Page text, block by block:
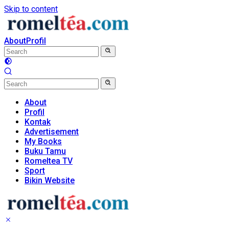
Skip to content
AboutProfil
About
Profil
Kontak
Advertisement
My Books
Buku Tamu
Romeltea TV
Sport
Bikin Website